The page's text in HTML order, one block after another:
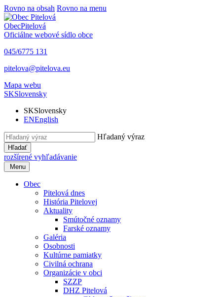
Rovno na obsah Rovno na menu
ObecPitelová
Oficiálne webové sídlo obce
045/6775 131
pitelova@pitelova.eu
Mapa webu
SKSlovensky
SKSlovensky
ENEnglish
Hľadaný výraz
Hľadať
rozšírené vyhľadávanie
Menu
Obec
Pitelová dnes
História Pitelovej
Aktuality
Smútočné oznamy
Farské oznamy
Galéria
Osobnosti
Kultúrne pamiatky
Civilná ochrana
Organizácie v obci
SZZP
DHZ Pitelová